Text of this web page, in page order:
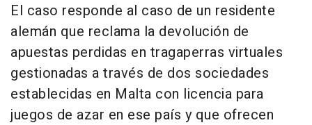
El caso responde al caso de un residente
alemán que reclama la devolución de
apuestas perdidas en tragaperras virtuales
gestionadas a través de dos sociedades
establecidas en Malta con licencia para
juegos de azar en ese país y que ofrecen